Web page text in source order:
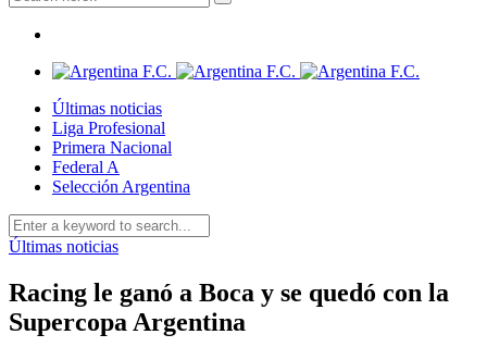
Últimas noticias
Liga Profesional
Primera Nacional
Federal A
Selección Argentina
Últimas noticias
Racing le ganó a Boca y se quedó con la
Supercopa Argentina